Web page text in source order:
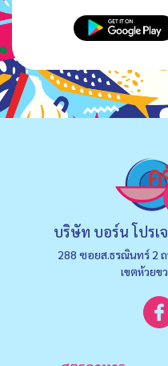
บริษัท บอร์น โปรเ
288 ซอยส.ธรณินทร์ 2
เขตห้วยข